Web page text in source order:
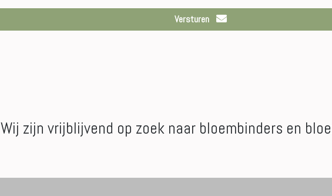
Versturen
Wij zijn vrijblijvend op zoek naar bloembinders en